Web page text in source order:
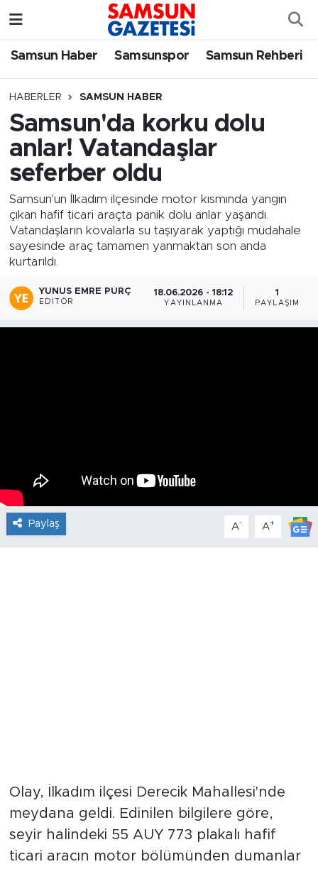
Samsun Haber Samsunspor Samsun Rehberi
HABERLER SAMSUN HABER
Samsun'da korku dolu
anlar! Vatandaşlar
seferber oldu
Samsun'un İlkadım ilçesinde motor kısmında yangın
çıkan hafif ticari araçta panik dolu anlar yaşandı.
Vatandaşların kovalarla su taşıyarak yaptığı müdahale
sayesinde araç tamamen yanmaktan son anda
kurtarıldı.
YUNUS EMRE PURÇ
EDITÖR
18.06.2026 - 18:12
YAYINLANMA
1
PAYLAŞIM
Paylaş A- A+
Olay, İlkadım ilçesi Derecik Mahallesi'nde
meydana geldi. Edinilen bilgilere göre,
seyir halindeki 55 AUY 773 plakalı hafif
ticari aracın motor bölümünden dumanlar
Samsun Haber
Samsun Rehberi
Resmi İlanlar
Samsun Nöbetçi Eczaneler
SAMSUN Namaz Vakitleri
Samsun Trafik Yoğunluk Haritası
Süper Lig Puan Durumu ve Fikstür
Tüm Manşetler
Haber Arşivi